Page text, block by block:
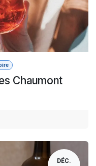
Chaumont
DÉC.